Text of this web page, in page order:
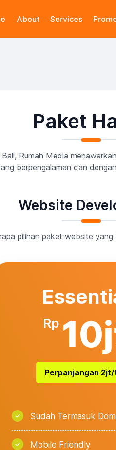
About Services
Paket
Rumah Media
berpengalaman dan
Website
pilihan paket website
Rp
Perpanjangan
Sudah Termasuk
Mobile Friendly